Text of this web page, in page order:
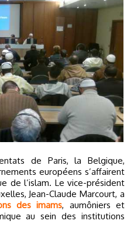
européens s’affairent
de l’islam. Le vice-président
Jean-Claude Marcourt, a
des imams, aumôniers et
au sein des institutions